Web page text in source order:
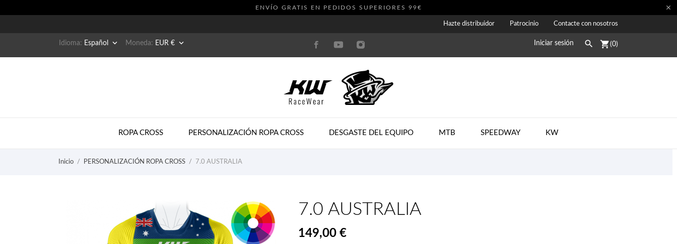
ENVÍO GRATIS EN PEDIDOS SUPERIORES 99€ 
Hazte distribuidor Patrocinio Contacte con nosotros
Idioma: Español  Moneda: EUR €  Iniciar sesión  shopping_cart(0)
ROPA CROSS PERSONALIZACIÓN ROPA CROSS DESGASTE DEL EQUIPO MTB SPEEDWAY KW
Inicio PERSONALIZACIÓN ROPA CROSS 7.0 AUSTRALIA
7.0 AUSTRALIA
149,00 €